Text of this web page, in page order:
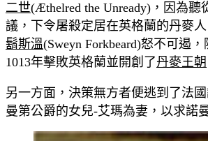
二世(Æthelred the Unready)，因為聽
議，下令屠殺定居在英格蘭的丹麥
鬍斯溫(Sweyn Forkbeard)怒不可遏
1013年擊敗英格蘭並開創了丹麥王朝
另一方面，決策無方者便逃到了法
曼第公爵的女兒-艾瑪為妻，以求諾